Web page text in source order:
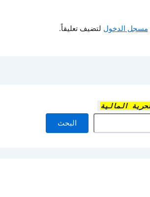
المالية
البحث
الدخول لتضيف تعليقاً.